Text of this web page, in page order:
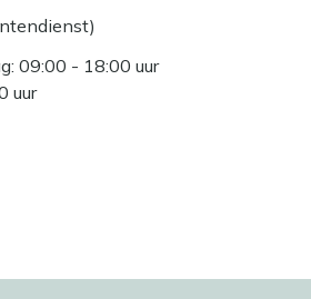
09:00 - 18:00 uur
uur